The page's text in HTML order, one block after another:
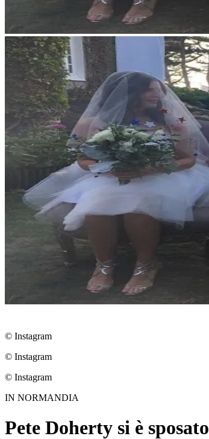
© Instagram
© Instagram
© Instagram
IN NORMANDIA
Pete Doherty si è